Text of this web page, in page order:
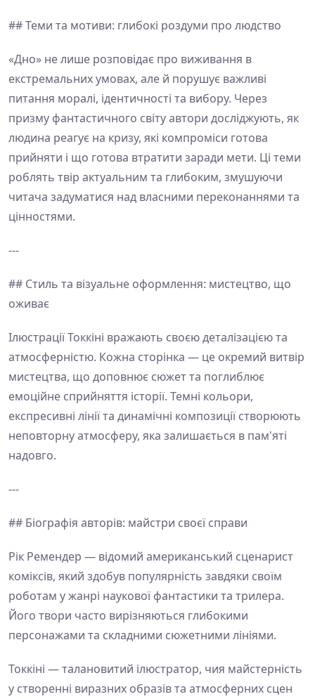
## Теми та мотиви: глибокі роздуми про людство
«Дно» не лише розповідає про виживання в
екстремальних умовах, але й порушує важливі
питання моралі, ідентичності та вибору. Через
призму фантастичного світу автори досліджують, як
людина реагує на кризу, які компроміси готова
прийняти і що готова втратити заради мети. Ці теми
роблять твір актуальним та глибоким, змушуючи
читача задуматися над власними переконаннями та
цінностями.
---
## Стиль та візуальне оформлення: мистецтво, що
оживає
Ілюстрації Токкіні вражають своєю деталізацією та
атмосферністю. Кожна сторінка — це окремий витвір
мистецтва, що доповнює сюжет та поглиблює
емоційне сприйняття історії. Темні кольори,
експресивні лінії та динамічні композиції створюють
неповторну атмосферу, яка залишається в пам'яті
надовго.
---
## Біографія авторів: майстри своєї справи
Рік Ремендер — відомий американський сценарист
коміксів, який здобув популярність завдяки своїм
роботам у жанрі наукової фантастики та трилера.
Його твори часто вирізняються глибокими
персонажами та складними сюжетними лініями.
Токкіні — талановитий ілюстратор, чия майстерність
у створенні виразних образів та атмосферних сцен